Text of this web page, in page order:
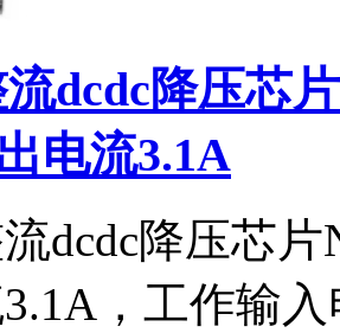
流dcdc降压芯
电流3.1A
dcdc降压芯
，工作输